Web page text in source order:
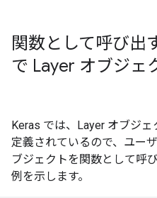
関数として呼び出
で Layer オブジェ
Keras では、Layer オブジェ
定義されているので、ユー
ブジェクトを関数として呼
例を示します。